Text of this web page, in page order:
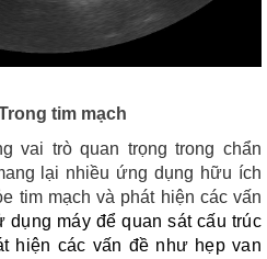
tim mạch
vai trò quan trọng trong chẩn
lại nhiều ứng dụng hữu ích
tim mạch và phát hiện các vấn
dụng máy để quan sát cấu trúc
hiện các vấn đề như hẹp van